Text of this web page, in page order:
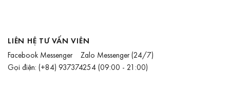
LIÊN HỆ TƯ VẤN VIÊN
Facebook Messenger Zalo Messenger(24/7)
Gọi điện: (+84) 937374254(09:00 - 21:00)